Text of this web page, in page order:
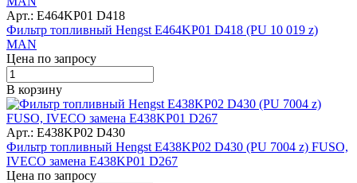
Арт.: E464KP01 D418
Фильтр топливный Hengst E464KP01 D418 (PU 10 019 z)
MAN
Цена по запросу
В корзину
Арт.: E438KP02 D430
Фильтр топливный Hengst E438KP02 D430 (PU 7004 z) FUSO,
IVECO замена E438KP01 D267
Цена по запросу